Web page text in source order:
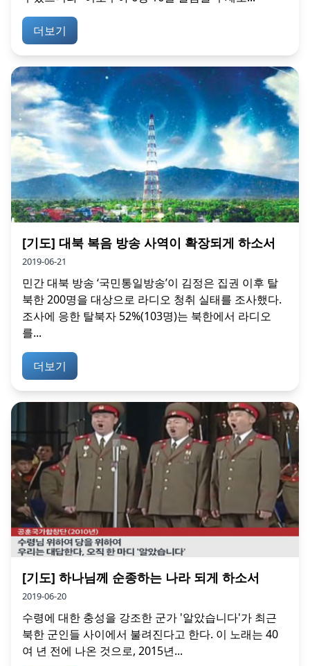
더보기
[기도] 대북 복음 방송 사역이 확장되게 하소서
2019-06-21
민간 대북 방송 ‘국민통일방송’이 김정은 집권 이후 탈
북한 200명을 대상으로 라디오 청취 실태를 조사했다.
조사에 응한 탈북자 52%(103명)는 북한에서 라디오
를...
더보기
[기도] 하나님께 순종하는 나라 되게 하소서
2019-06-20
수령에 대한 충성을 강조한 군가 '알았습니다'가 최근
북한 군인들 사이에서 불려진다고 한다. 이 노래는 40
여 년 전에 나온 것으로, 2015년...